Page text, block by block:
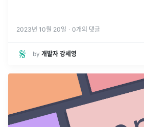
2023년 10월 20일 · 0개의 댓글
by 개발자 강세영